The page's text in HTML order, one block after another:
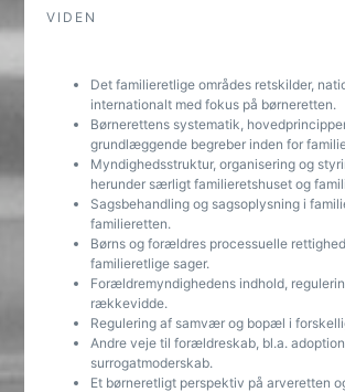
VIDEN
Det familieretlige områdes retskilder,
internationalt med fokus på børneretten.
Børnerettens systematik,
grundlæggende begreber inden for
Myndighedsstruktur, organisering og
herunder særligt familieretshuset og
Sagsbehandling og sagsoplysning i
familieretten.
Børns og forældres processuelle
familieretlige sager.
Forældremyndighedens indhold,
rækkevidde.
Regulering af samvær og bopæl i
Andre veje til forældreskab, bl.a.
surrogatmoderskab.
Et børneretligt perspektiv på arveretten